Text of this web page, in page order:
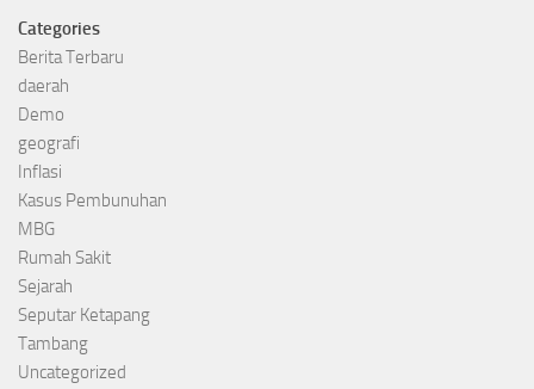
Categories
Berita Terbaru
daerah
Demo
geografi
Inflasi
Kasus Pembunuhan
MBG
Rumah Sakit
Sejarah
Seputar Ketapang
Tambang
Uncategorized